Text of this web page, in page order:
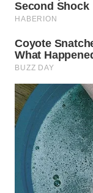
KARAWANG
WN
BEKASI
WN
BOGOR
WN
DEPOK
WN
TAPANULI